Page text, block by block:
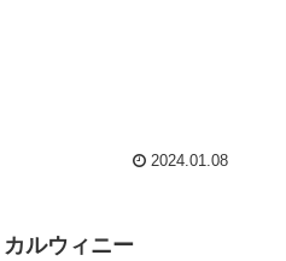
2024.01.08
ルウィニー